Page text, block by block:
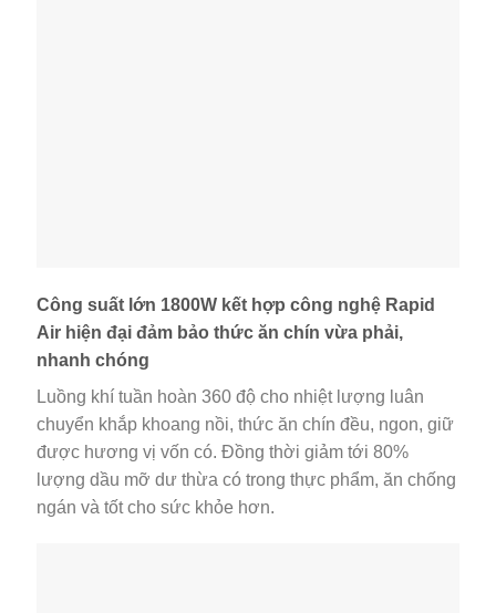
Công suất lớn 1800W kết hợp công nghệ Rapid
Air hiện đại đảm bảo thức ăn chín vừa phải,
nhanh chóng
Luồng khí tuần hoàn 360 độ cho nhiệt lượng luân
chuyển khắp khoang nồi, thức ăn chín đều, ngon, giữ
được hương vị vốn có. Đồng thời giảm tới 80%
lượng dầu mỡ dư thừa có trong thực phẩm, ăn chống
ngán và tốt cho sức khỏe hơn.